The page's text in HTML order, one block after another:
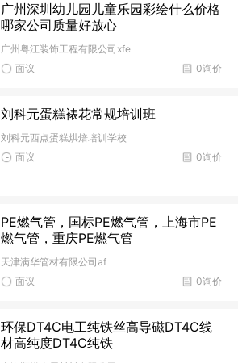
广州深圳幼儿园儿童乐园彩绘什么价格
哪家公司质量好放心
广州粤江装饰工程有限公司xfe
0询价
面议
刘科元蛋糕裱花常规培训班
刘科元西点蛋糕烘焙培训学校
0询价
面议
PE燃气管，国标PE燃气管，上海市PE
燃气管，重庆PE燃气管
天津满华管材有限公司af
0询价
面议
环保DT4C电工纯铁丝高导磁DT4C线
材高纯度DT4C纯铁